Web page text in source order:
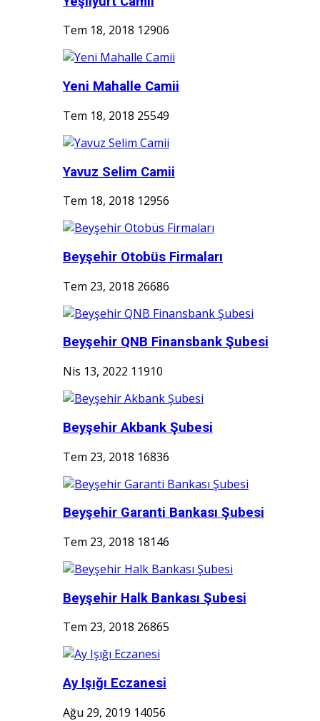
Tem 18, 2018 12906
Yeni Mahalle Camii
Tem 18, 2018 25549
Yavuz Selim Camii
Tem 18, 2018 12956
Beyşehir Otobüs Firmaları
Tem 23, 2018 26686
Beyşehir QNB Finansbank Şubesi
Nis 13, 2022 11910
Beyşehir Akbank Şubesi
Tem 23, 2018 16836
Beyşehir Garanti Bankası Şubesi
Tem 23, 2018 18146
Beyşehir Halk Bankası Şubesi
Tem 23, 2018 26865
Ay Işığı Eczanesi
Ağu 29, 2019 14056